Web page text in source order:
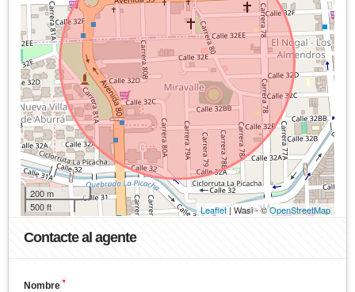
200 m
500 ft
Leaflet| Wasi - ©OpenStreetMap
Contacte al agente
Nombre *